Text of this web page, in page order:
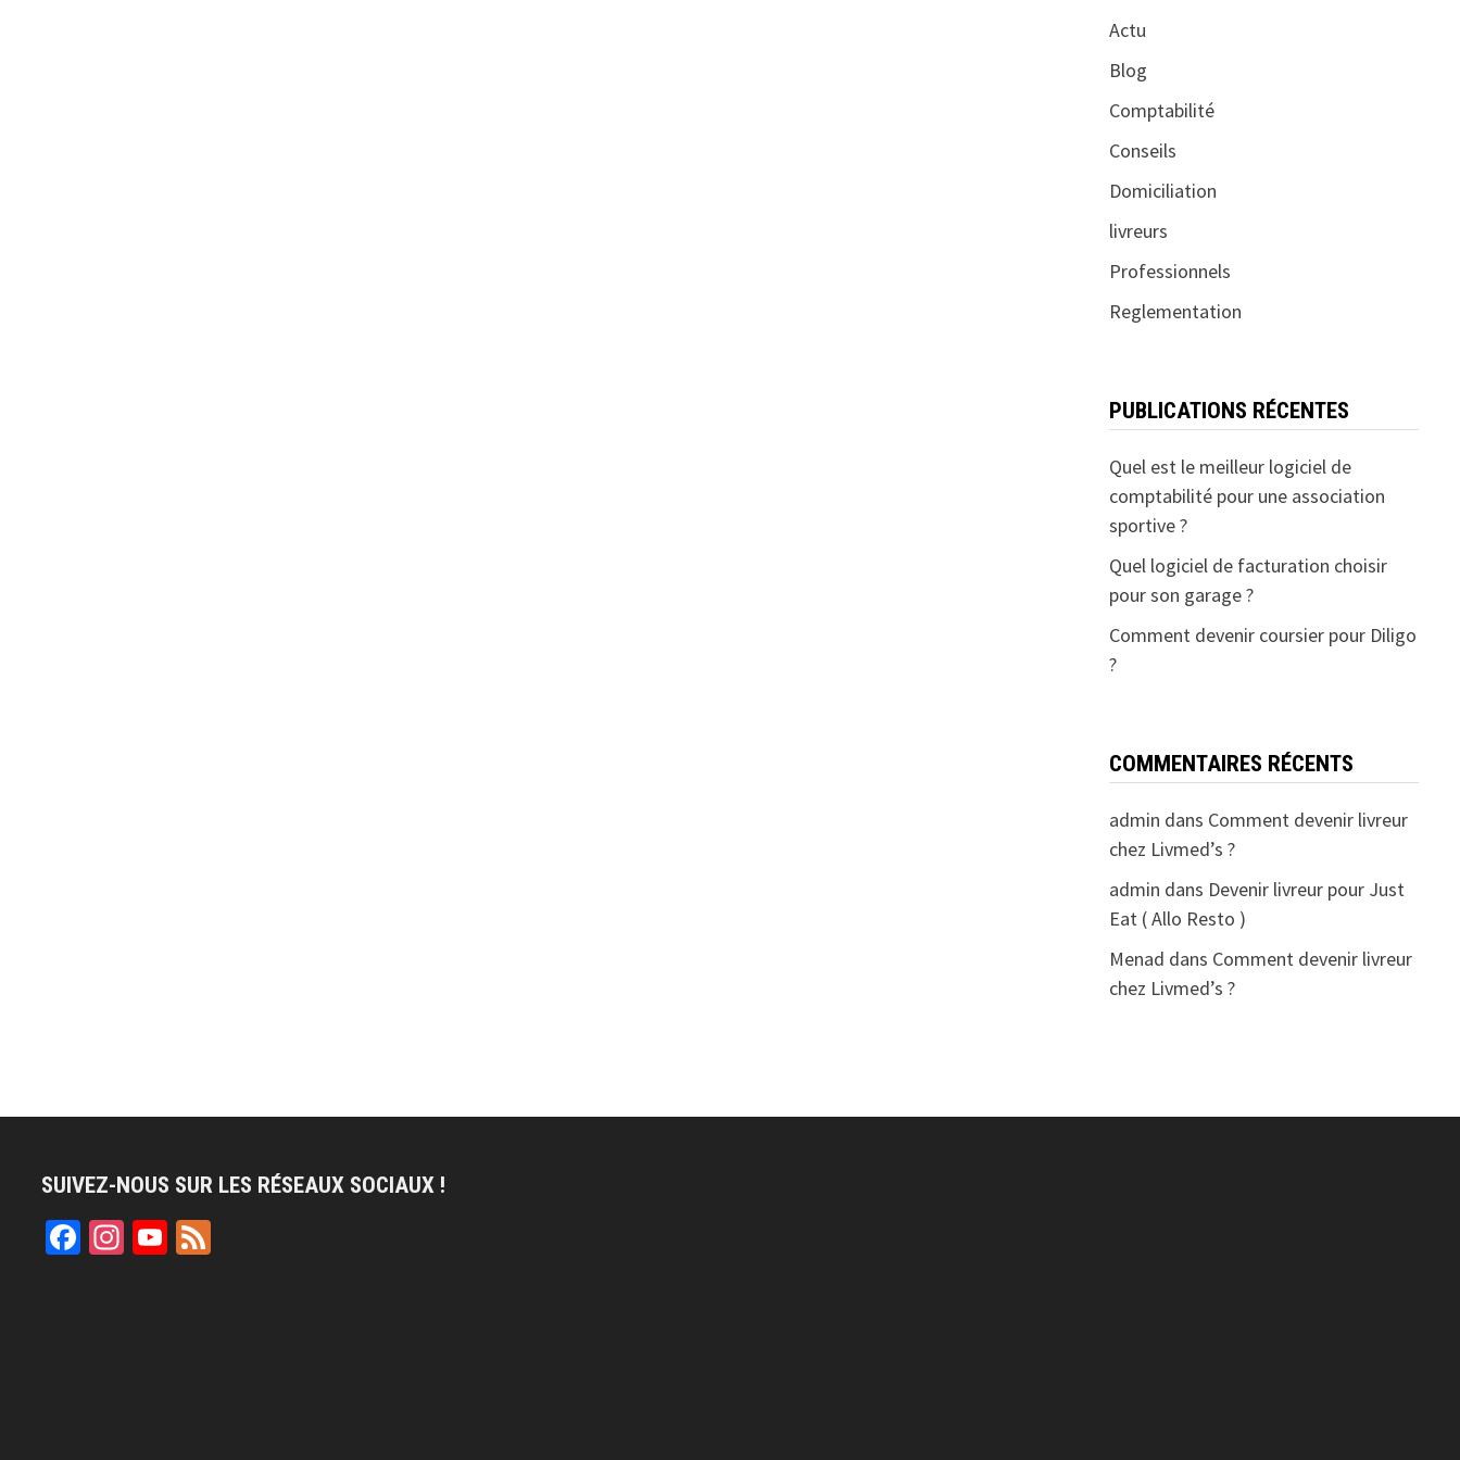
Actu
Blog
Comptabilité
Conseils
Domiciliation
livreurs
Professionnels
Reglementation
PUBLICATIONS RÉCENTES
Quel est le meilleur logiciel de
comptabilité pour une association
sportive ?
Quel logiciel de facturation choisir
pour son garage ?
Comment devenir coursier pour Diligo
?
COMMENTAIRES RÉCENTS
admin dans Comment devenir livreur
chez Livmed’s ?
admin dans Devenir livreur pour Just
Eat ( Allo Resto )
Menad dans Comment devenir livreur
chez Livmed’s ?
SUIVEZ-NOUS SUR LES RÉSEAUX SOCIAUX !
Facebook
Instagram
YouTube